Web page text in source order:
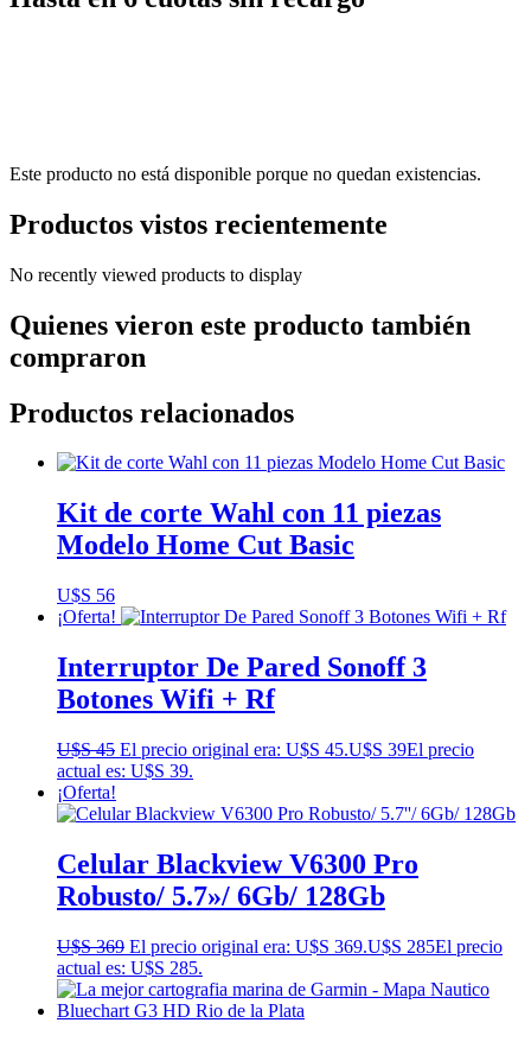
Este producto no está disponible porque no quedan existencias.
Productos vistos recientemente
No recently viewed products to display
Quienes vieron este producto también
compraron
Productos relacionados
Kit de corte Wahl con 11 piezas
Modelo Home Cut Basic
U$S 56
¡Oferta!
Interruptor De Pared Sonoff 3
Botones Wifi + Rf
U$S45 El precio original era: U$S 45.U$S 39El precio
actual es: U$S 39.
¡Oferta!
Celular Blackview V6300 Pro
Robusto/ 5.7»/ 6Gb/ 128Gb
U$S369 El precio original era: U$S 369.U$S 285El precio
actual es: U$S 285.